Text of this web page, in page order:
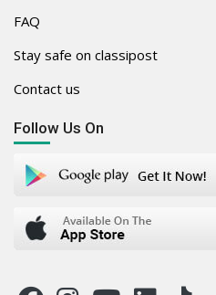
FAQ
Stay safe on classipost
Contact us
Follow Us On